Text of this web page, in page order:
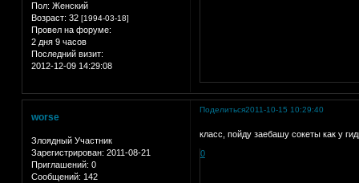
Пол: Женский
Возраст: 32 [1994-03-18]
Провел на форуме:
2 дня 9 часов
Последний визит:
2012-12-09 14:29:08
Поделиться2011-10-15 10:29:40
worse
Злоядный Участник
Зарегистрирован: 2011-08-21
Приглашений: 0
Сообщений: 142
класс, пойду заебашу сокеты как у
0